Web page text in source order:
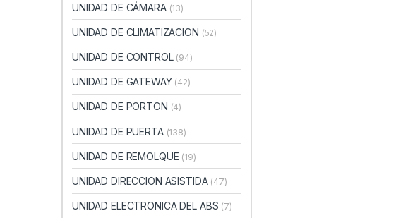
UNIDAD DE CÁMARA (13)
UNIDAD DE CLIMATIZACION (52)
UNIDAD DE CONTROL (94)
UNIDAD DE GATEWAY (42)
UNIDAD DE PORTON (4)
UNIDAD DE PUERTA (138)
UNIDAD DE REMOLQUE (19)
UNIDAD DIRECCION ASISTIDA (47)
UNIDAD ELECTRONICA DEL ABS (7)